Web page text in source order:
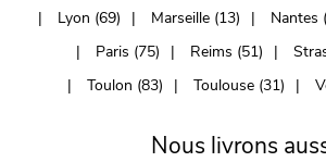
Lyon (69)
Marseille (13) Nantes
Paris (75)
Reims (51)
Toulon (83)
Toulouse (31)
Nous livrons